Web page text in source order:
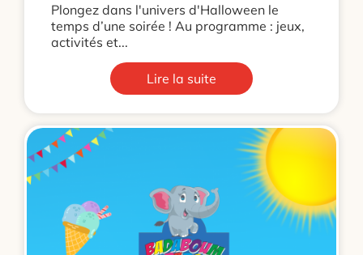
Plongez dans l'univers d'Halloween le
temps d’une soirée ! Au programme : jeux,
activités et...
Lire la suite